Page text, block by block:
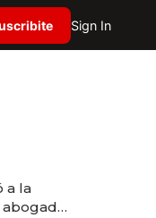
Sign In
a la